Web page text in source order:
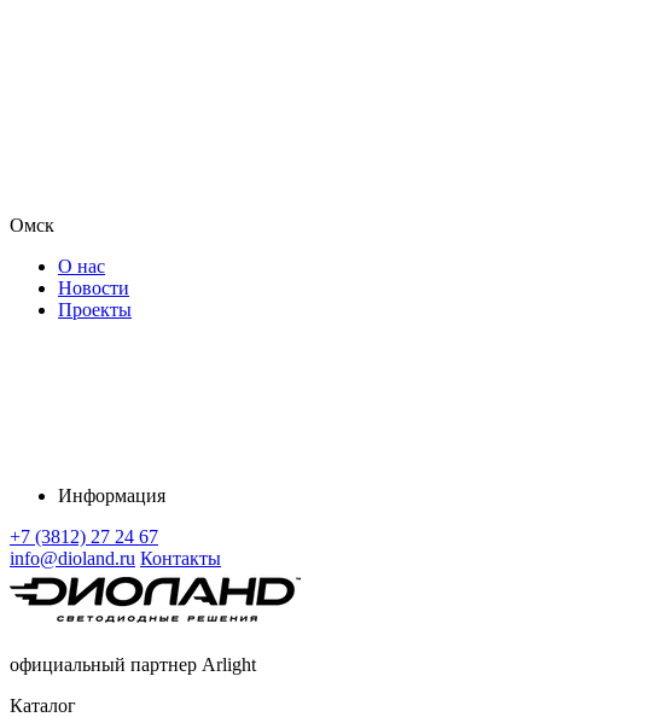
Омск
О нас
Новости
Проекты
Информация
+7 (3812) 27 24 67
info@dioland.ru Контакты
официальный партнер Arlight
Каталог